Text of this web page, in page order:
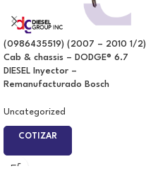
(0986435519) (2007 – 2010 1/2)
Cab & chassis – DODGE® 6.7
DIESEL Inyector –
Remanufacturado Bosch
Uncategorized
COTIZAR